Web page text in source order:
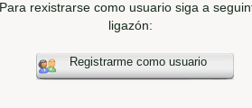
Para rexistrarse como usuario siga a
ligazón:
Registrarme como usuario